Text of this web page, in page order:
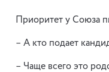
Приоритет у Союза
– А кто подает
– Чаще всего это